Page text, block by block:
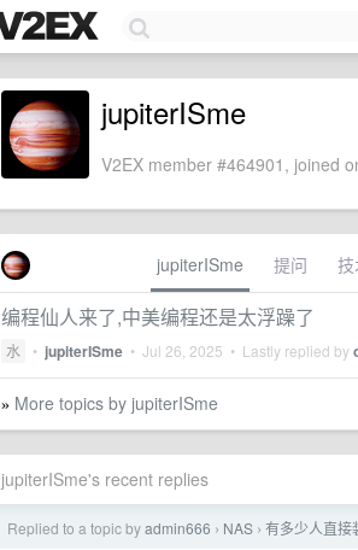
jupiterISme
V2EX member #464901, joined
jupiterISme 提问
编程仙人来了,中美编程还是太浮躁了
水 • jupiterISme • Jul 26, 2025 • Lastly replied by
» More topics by jupiterISme
jupiterISme's recent replies
Replied to a topic byadmin666 › NAS › 有多少人直接